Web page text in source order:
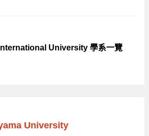
University 學系一覽
University